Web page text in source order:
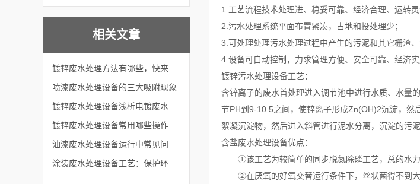
相关文章
喷漆废水处理设备的三大吸附现象
1.工艺流程技术处理进、稳妥可靠、经济合理、运转灵
2.污水处理系统平面布置紧凑，占地和投处理少；
3.可处理处理污水处理过程中产生的污泥和其它栅渣
4.设备可自动控制，力求管理方便、安全可靠、经济实
镀锌污水处理设备工艺：
含锌离子的废水首处理进入调节池中进行水质、水量
节PH到9-10.5之间，使锌离子形成Zn(OH)2沉淀，然
絮凝沉淀物，然后进入斜管进行泥水分离，沉淀的污
含盐废水处理设备优点：
①该工艺为较简单的同步脱氮除磷工艺，总的水力
②在厌氧的好氧交替运行条件下，丝状菌得不到大